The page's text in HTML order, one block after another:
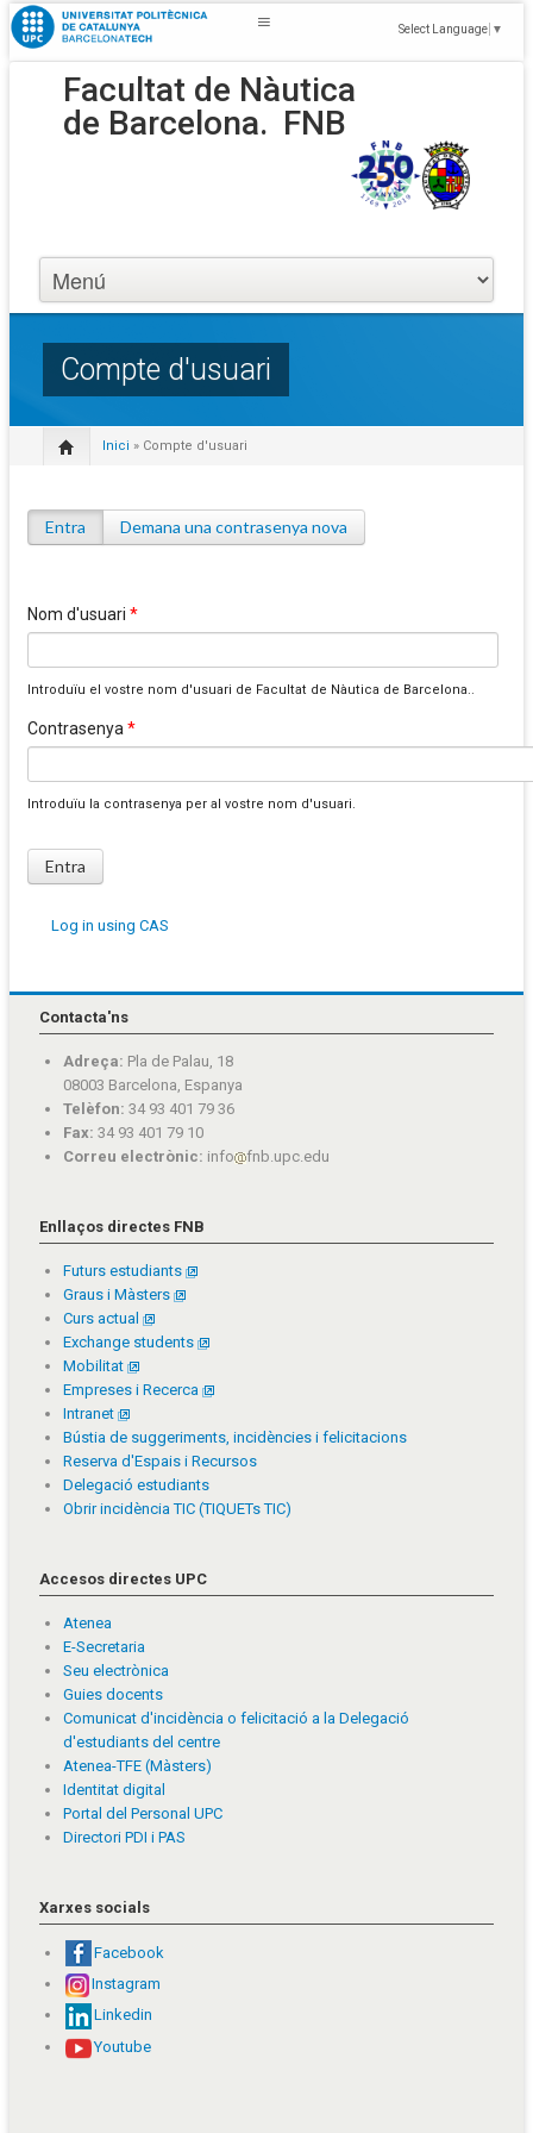
Select Language ▼
Facultat de Nàutica
de Barcelona. FNB
Compte d'usuari
Inici » Compte d'usuari
Pestanyes primàries
Entra (pestanya activa)
Demana una contrasenya nova
Nom d'usuari *
Introduïu el vostre nom d'usuari de Facultat de Nàutica de Barcelona..
Contrasenya*
Introduïu la contrasenya per al vostre nom d'usuari.
Log in using CAS
Contacta'ns
Adreça: Pla de Palau, 18
08003 Barcelona, Espanya
Telèfon: 34 93 401 79 36
Fax: 34 93 401 79 10
Correu electrònic: info fnb.upc.edu
Enllaços directes FNB
Futurs estudiants
Graus i Màsters
Curs actual
Exchange students
Mobilitat
Empreses i Recerca
Intranet
Bústia de suggeriments, incidències i felicitacions
Reserva d'Espais i Recursos
Delegació estudiants
Obrir incidència TIC (TIQUETs TIC)
Accesos directes UPC
Atenea
E-Secretaria
Seu electrònica
Guies docents
Comunicat d'incidència o felicitació a la Delegació
d'estudiants del centre
Atenea-TFE (Màsters)
Identitat digital
Portal del Personal UPC
Directori PDI i PAS
Xarxes socials
Facebook
Instagram
Linkedin
Youtube